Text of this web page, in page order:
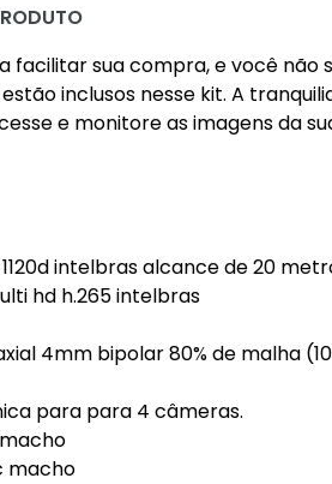
facilitar sua compra, e você
inclusos nesse kit. A
e monitore as imagens da
intelbras alcance de 20
hd h.265 intelbras
4mm bipolar 80% de malha
para para 4 câmeras.
macho